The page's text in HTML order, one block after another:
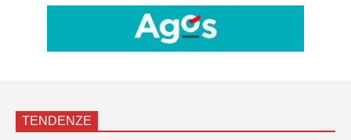
TENDENZE